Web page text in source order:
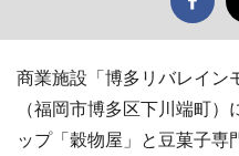
商業施設「博多リバレイン
（福岡市博多区下川端町
ップ「穀物屋」と豆菓子専